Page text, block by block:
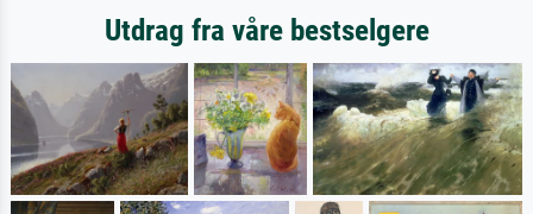
Utdrag fra våre bestselgere